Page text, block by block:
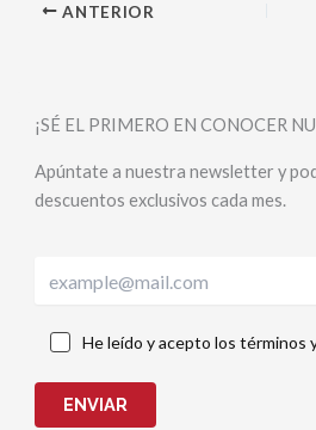
ANTERIOR
¡SÉ EL PRIMERO EN CONOCER
Apúntate a nuestra newsletter y
descuentos exclusivos cada mes.
He leído y acepto los términos
ENVIAR